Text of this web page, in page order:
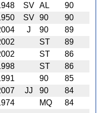
SV AL
90
SV 90
90
J 90
89
ST
89
ST
86
ST
86
90
85
JJ 90
84
MQ
84